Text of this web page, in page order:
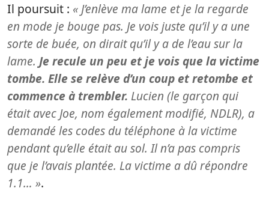
Il poursuit : « J’enlève ma lame et je la regarde
en mode je bouge pas. Je vois juste qu’il y a une
sorte de buée, on dirait qu’il y a de l’eau sur la
lame. Je recule un peu et je vois que la victime
tombe. Elle se relève d’un coup et retombe et
commence à trembler. Lucien (le garçon qui
était avec Joe, nom également modifié, NDLR), a
demandé les codes du téléphone à la victime
pendant qu’elle était au sol. Il n’a pas compris
que je l’avais plantée. La victime a dû répondre
1.1… ».